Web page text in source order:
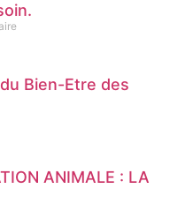
Bien-Etre des
ANIMALE : LA